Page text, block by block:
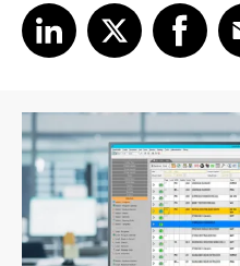
Share on LinkedIn
LinkedIn
Share on X Share on Facebook